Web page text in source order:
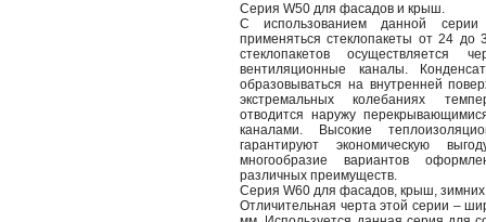
Серия W50 для фасадов и крыш.
С использованием данной
применяться стеклопакеты от 24 до
стеклопакетов осуществляется
вентиляционные каналы.
образовываться на внутренней
экстремальных колебаниях
отводится наружу
каналами. Высокие
гарантируют экономическую
многообразие вариантов
различных преимуществ.
Серия W60 для фасадов, крыш, зимних
Отличительная черта этой серии –